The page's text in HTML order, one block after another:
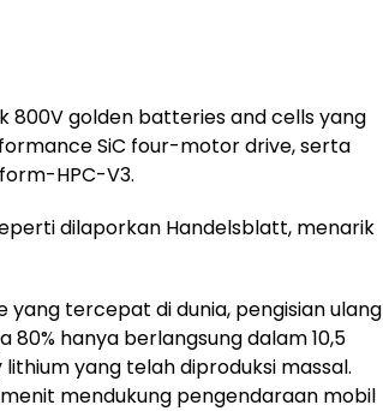
800V golden batteries and cells yang
SiC four-motor drive, serta
HPC-V3.
dilaporkan Handelsblatt, menarik
tercepat di dunia, pengisian ulang
80% hanya berlangsung dalam 10,5
yang telah diproduksi massal.
mendukung pengendaraan mobil